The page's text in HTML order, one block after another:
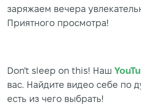
заряжаем вечера
Приятного просмотра!
Don't sleep on this! Наш
вас. Найдите видео себе по
есть из чего выбрать!